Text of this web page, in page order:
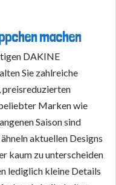
machen
DAKINE
Sie zahlreiche
preisreduzierten
Marken wie
Saison sind
aktuellen Designs
kaum zu unterscheiden
lediglich kleine Details